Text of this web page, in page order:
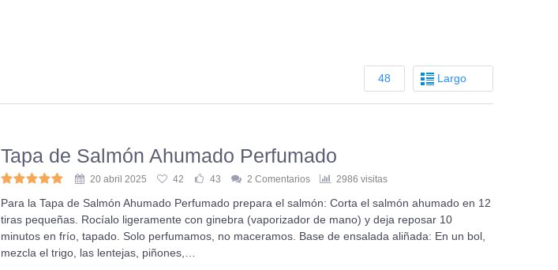
Largo
48
Tapa de Salmón Ahumado Perfumado
20 abril 2025 42 43 2 Comentarios 2986 visitas
Para la Tapa de Salmón Ahumado Perfumado prepara el salmón: Corta el salmón ahumado en 12
tiras pequeñas. Rocíalo ligeramente con ginebra (vaporizador de mano) y deja reposar 10
minutos en frío, tapado. Solo perfumamos, no maceramos. Base de ensalada aliñada: En un bol,
mezcla el trigo, las lentejas, piñones,…